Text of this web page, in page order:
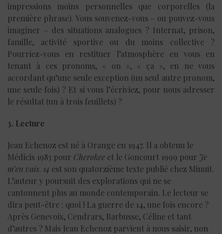
impressions moins personnelles que corporelles (la
première phrase). Vous souvenez-vous – ou pouvez-vous
imaginer – des situations analogues ? Internat, prison,
famille, activité sportive ou du moins collective ?
Pourriez-vous en restituer l’atmosphère en vous en
tenant à ces pronoms, « on », « ça », en ne vous
accordant qu’une seule exception (un seul autre pronom,
une seule fois) ? Et si vous l’écriviez, pour nous adresser
le résultat (un à trois feuillets) ?
3. Lecture
Jean Echenoz est né à Orange en 1947. Il a obtenu le
Médicis 1983 pour Cherokee et le Goncourt 1999 pour Je
m’en vais. 14 est son quatorzième texte publié chez Minuit.
L’auteur y poursuit des explorations qui ne se
cantonnent plus au monde contemporain. Le lecteur se
dira peut-être : quoi ! La guerre de 14, une fois encore ?
Après Genevoix, Cendrars, Barbusse, Céline et tant
d’autres ? Mais Jean Echenoz parvient à nous saisir, non